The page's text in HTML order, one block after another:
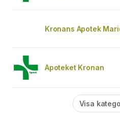
Kronans Apotek
Apoteket Kronan
Visa